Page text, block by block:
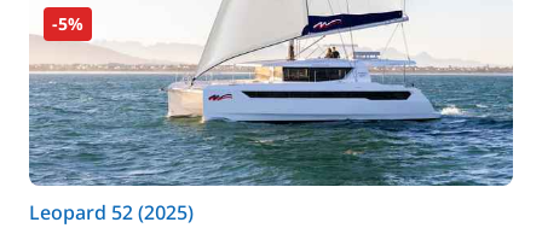
-5%
Leopard 52 (2025)